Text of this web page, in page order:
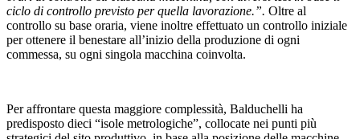
ciclo di controllo previsto per quella lavorazione.”. Oltre al
controllo su base oraria, viene inoltre effettuato un controllo iniziale
per ottenere il benestare all’inizio della produzione di ogni
commessa, su ogni singola macchina coinvolta.
Per affrontare questa maggiore complessità, Balduchelli ha
predisposto dieci “isole metrologiche”, collocate nei punti più